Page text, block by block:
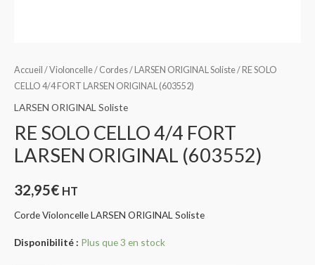
Accueil /Violoncelle/ Cordes/ LARSEN ORIGINAL Soliste/ RE SOLO
CELLO 4/4 FORT LARSEN ORIGINAL (603552)
LARSEN ORIGINAL Soliste
RE SOLO CELLO 4/4 FORT
LARSEN ORIGINAL (603552)
32,95€ HT
Corde Violoncelle LARSEN ORIGINAL Soliste
Disponibilité : Plus que 3 en stock